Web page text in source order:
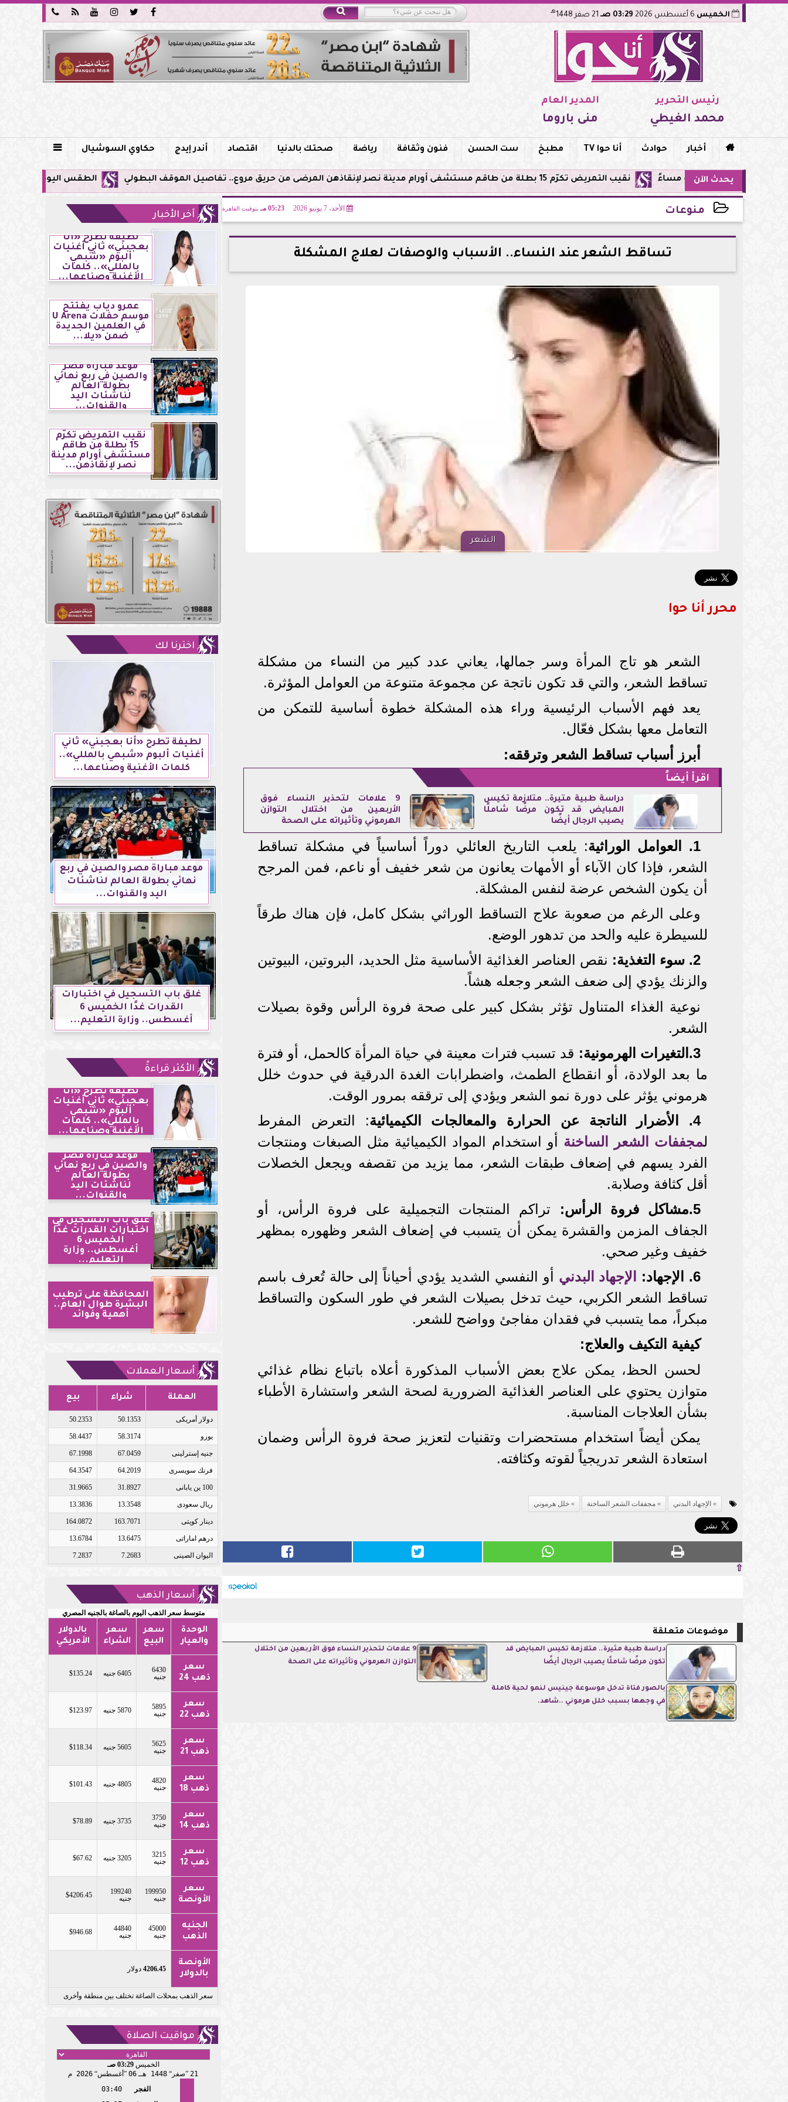





 الخميس 03:29 صـ هـ
رئيس التحرير
محمد الغيطي
المدير العام
منى باروما
 أخبار حوادث أنا حوا TV مطبخ ست الحسن فنون وثقافة رياضة صحتك بالدنيا اقتصاد أندر إيدج حكاوي السوشيال 
يحدث الآن الطقس اليوم في مصر.. ذروة الموجة شديدة نقيب التمريض تكرّم 15 بطلة من طاقم مستشفى أورام مدينة نصر لإنقاذهن المرضى من حريق مروع.. تفاصيل الموقف البطولي
منوعات الأحد، 7 يونيو 2026 05:23 مـ بتوقيت القاهرة
2026-06-07 17:23:40
تساقط الشعر عند النساء.. الأسباب والوصفات لعلاج المشكلة
الشعر
محرر أنا حوا
الشعر هو تاج المرأة وسر جمالها، يعاني عدد كبير من النساء من مشكلة
تساقط الشعر، والتي قد تكون ناتجة عن مجموعة متنوعة من العوامل المؤثرة.
يعد فهم الأسباب الرئيسية وراء هذه المشكلة خطوة أساسية للتمكن من
التعامل معها بشكل فعّال.
أبرز أسباب تساقط الشعر وترققه:
اقرأ أيضاً
دراسة طبية مثيرة.. متلازمة تكيس
المبايض قد تكون مرضًا شاملًا
يصيب الرجال أيضًا
9 علامات لتحذير النساء فوق
الأربعين من اختلال التوازن
الهرموني وتأثيراته على الصحة
1. العوامل الوراثية
: يلعب التاريخ العائلي دوراً أساسياً في مشكلة تساقط
الشعر، فإذا كان الآباء أو الأمهات يعانون من شعر خفيف أو ناعم، فمن المرجح
أن يكون الشخص عرضة لنفس المشكلة.
وعلى الرغم من صعوبة علاج التساقط الوراثي بشكل كامل، فإن هناك طرقاً
للسيطرة عليه والحد من تدهور الوضع.
2. سوء التغذية:
نقص العناصر الغذائية الأساسية مثل الحديد، البروتين، البيوتين
والزنك يؤدي إلى ضعف الشعر وجعله هشاً.
نوعية الغذاء المتناول تؤثر بشكل كبير على صحة فروة الرأس وقوة بصيلات
الشعر.
3.التغيرات الهرمونية:
قد تسبب فترات معينة في حياة المرأة كالحمل، أو فترة
ما بعد الولادة، أو انقطاع الطمث، واضطرابات الغدة الدرقية في حدوث خلل
هرموني يؤثر على دورة نمو الشعر ويؤدي إلى ترققه بمرور الوقت.
4. الأضرار الناتجة عن الحرارة والمعالجات الكيميائية
: التعرض المفرط
لمجففات الشعر الساخنة أو استخدام المواد الكيميائية مثل الصبغات ومنتجات
الفرد يسهم في إضعاف طبقات الشعر، مما يزيد من تقصفه ويجعل الخصلات
أقل كثافة وصلابة.
5.مشاكل فروة الرأس:
تراكم المنتجات التجميلية على فروة الرأس، أو
الجفاف المزمن والقشرة يمكن أن يتسبب في إضعاف الشعر وظهوره بمظهر
خفيف وغير صحي.
6. الإجهاد:
الإجهاد البدني أو النفسي الشديد يؤدي أحياناً إلى حالة تُعرف باسم
تساقط الشعر الكربي، حيث تدخل بصيلات الشعر في طور السكون والتساقط
مبكراً، مما يتسبب في فقدان مفاجئ وواضح للشعر.
كيفية التكيف والعلاج:
لحسن الحظ، يمكن علاج بعض الأسباب المذكورة أعلاه باتباع نظام غذائي
متوازن يحتوي على العناصر الغذائية الضرورية لصحة الشعر واستشارة الأطباء
بشأن العلاجات المناسبة.
يمكن أيضاً استخدام مستحضرات وتقنيات لتعزيز صحة فروة الرأس وضمان
استعادة الشعر تدريجياً لقوته وكثافته.
الإجهاد البدني مجففات الشعر الساخنة خلل هرموني
⇧
موضوعات متعلقة
دراسة طبية مثيرة.. متلازمة تكيس المبايض قد
تكون مرضًا شاملًا يصيب الرجال أيضًا
9 علامات لتحذير النساء فوق الأربعين من اختلال
التوازن الهرموني وتأثيراته على الصحة
بالصور فتاة تدخل موسوعة جينيس لنمو لحية كاملة
في وجهها بسبب خلل هرموني ..شاهد.
آخر الأخبار
لطيفة تطرح «أنا
بعجبني» ثاني أغنيات
ألبوم «شبهي
بالمللي».. كلمات
الأغنية وصناعها...
عمرو دياب يفتتح
موسم حفلات U Arena
في العلمين الجديدة
ضمن «يلا...
موعد مباراة مصر
والصين في ربع نهائي
بطولة العالم
لناشئات اليد
والقنوات...
نقيب التمريض تكرّم
15 بطلة من طاقم
مستشفى أورام مدينة
نصر لإنقاذهن...
اخترنا لك
لطيفة تطرح «أنا بعجبني» ثاني
أغنيات ألبوم «شبهي بالمللي»..
كلمات الأغنية وصناعها...
موعد مباراة مصر والصين في ربع
نهائي بطولة العالم لناشئات
اليد والقنوات...
غلق باب التسجيل في اختبارات
القدرات غدًا الخميس 6
أغسطس.. وزارة التعليم...
الأكثر قراءةً
لطيفة تطرح «أنا
بعجبني» ثاني أغنيات
ألبوم «شبهي
بالمللي».. كلمات
الأغنية وصناعها...
موعد مباراة مصر
والصين في ربع نهائي
بطولة العالم
لناشئات اليد
والقنوات...
غلق باب التسجيل في
اختبارات القدرات غدًا
الخميس 6
أغسطس.. وزارة
التعليم...
المحافظة على ترطيب
البشرة طوال العام..
أهمية وفوائد
أسعار العملات
العملة شراء بيع
دولار أمريكى 50.1353
50.2353
يورو 58.3174
58.4437
جنيه إسترلينى 67.0459
67.1998
فرنك سويسرى 64.2019
64.3547
100 ين يابانى 31.8927
31.9665
ريال سعودى 13.3548
13.3836
دينار كويتى 163.7071
164.0872
درهم اماراتى 13.6475
13.6784
اليوان الصينى 7.2683
7.2837
أسعار الذهب
متوسط سعر الذهب اليوم بالصاغة بالجنيه المصري
الوحدة
والعيار
سعر
البيع
سعر
الشراء
بالدولار
الأمريكي
سعر
ذهب 24
6430
جنيه
6405 جنيه $135.24
سعر
ذهب 22
5895
جنيه
5870 جنيه $123.97
سعر
ذهب 21
5625
جنيه
5605 جنيه $118.34
سعر
ذهب 18
4820
جنيه
4805 جنيه $101.43
سعر
ذهب 14
3750
جنيه
3735 جنيه $78.89
سعر
ذهب 12
3215
جنيه
3205 جنيه $67.62
سعر
الأونصة
199950
جنيه
199240
جنيه
$4206.45
الجنيه
الذهب
45000
جنيه
44840
جنيه
$946.68
الأونصة
بالدولار
4206.45 دولار
سعر الذهب بمحلات الصاغة تختلف بين منطقة وأخرى
مواقيت الصلاة
الخميس03:29 صـ
21 صفر 1448 هـ 06 أغسطس 2026 م
الفجر
03:40